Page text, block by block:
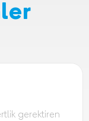
gerektiren